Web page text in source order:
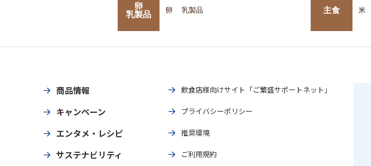
卵
乳製品
卵 乳製品 主食 米
商品情報
キャンペーン
エンタメ・レシピ
サステナビリティ
飲食店様向けサイト「ご繁盛サポートネット」
プライバシーポリシー
推奨環境
ご利用規約